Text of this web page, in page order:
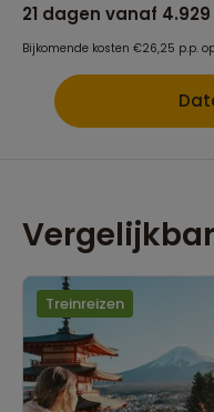
21 dagen vanaf
Bijkomende kosten €26,25 p.p.
Treinreizen